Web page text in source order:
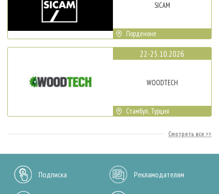
SICAM
Порденоне
22-25.10.2026
WOODTECH
Стамбул, Турция
Смотреть все
Подписка Рекламодателям